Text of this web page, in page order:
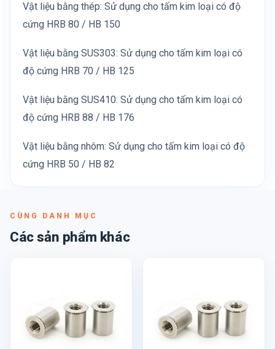
Vật liệu bằng thép: Sử dụng cho tấm kim loại có độ
cứng HRB 80 / HB 150
Vật liệu bằng SUS303: Sử dụng cho tấm kim loại có
độ cứng HRB 70 / HB 125
Vật liệu bằng SUS410: Sử dụng cho tấm kim loại có
độ cứng HRB 88 / HB 176
Vật liệu bằng nhôm: Sử dụng cho tấm kim loại có độ
cứng HRB 50 / HB 82
CÙNG DANH MỤC
Các sản phẩm khác